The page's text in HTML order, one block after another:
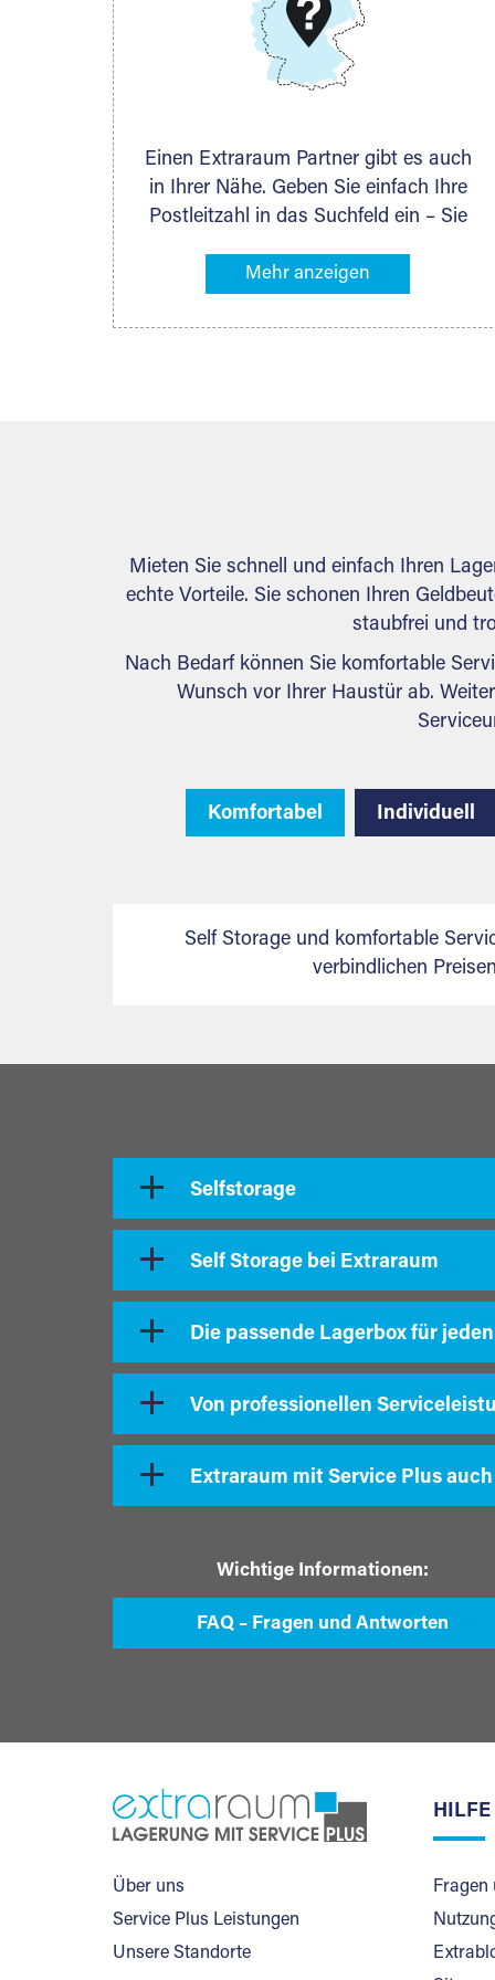
DMG Aktiengesellschaft
Schieferstein 11A
Einen Extraraum Partner gibt es auch
in Ihrer Nähe. Geben Sie einfach Ihre
Postleitzahl in das Suchfeld ein – Sie
Partners mit Lagermöglichkeiten in
können Sie anschließend Ihren
Mieten Sie schnell und einfach Ihren
echte Vorteile. Sie schonen Ihren
staubfrei und
Nach Bedarf können Sie komfortable
Wunsch vor Ihrer Haustür ab.
Komfortabel Individuell
Self Storage und komfortable
verbindlichen
Selfstorage
Self Storage bei Extraraum
Die passende Lagerbox für
Von professionellen
Extraraum mit Service Plus
Wichtige Informationen:
FAQ – Fragen und Antworten
Über uns
Service Plus Leistungen
Unsere Standorte
HILFE